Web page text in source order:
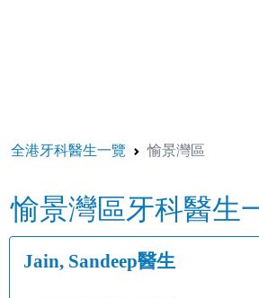
全港牙科醫生一覽 愉景灣區
愉景灣區牙科醫生
Jain, Sandeep醫生